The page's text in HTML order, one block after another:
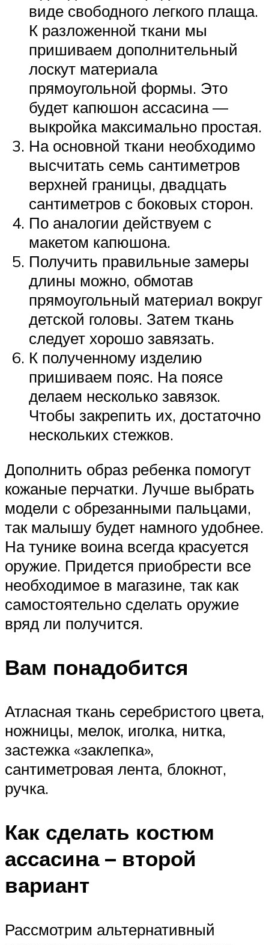
виде свободного легкого плаща.
К разложенной ткани мы
пришиваем дополнительный
лоскут материала
прямоугольной формы. Это
будет капюшон ассасина —
выкройка максимально простая.
На основной ткани необходимо
высчитать семь сантиметров
верхней границы, двадцать
сантиметров с боковых сторон.
По аналогии действуем с
макетом капюшона.
Получить правильные замеры
длины можно, обмотав
прямоугольный материал вокруг
детской головы. Затем ткань
следует хорошо завязать.
К полученному изделию
пришиваем пояс. На поясе
делаем несколько завязок.
Чтобы закрепить их, достаточно
нескольких стежков.
Дополнить образ ребенка помогут
кожаные перчатки. Лучше выбрать
модели с обрезанными пальцами,
так малышу будет намного удобнее.
На тунике воина всегда красуется
оружие. Придется приобрести все
необходимое в магазине, так как
самостоятельно сделать оружие
вряд ли получится.
Вам понадобится
Атласная ткань серебристого цвета,
ножницы, мелок, иголка, нитка,
застежка «заклепка»,
сантиметровая лента, блокнот,
ручка.
Как сделать костюм
ассасина – второй
вариант
Рассмотрим альтернативный